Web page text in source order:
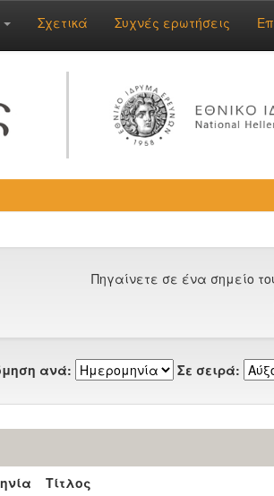
Σχετικά Συχνές ερωτήσεις
Πηγαίνετε σε ένα σημείο
ανά: Σε σειρά:
Τίτλος